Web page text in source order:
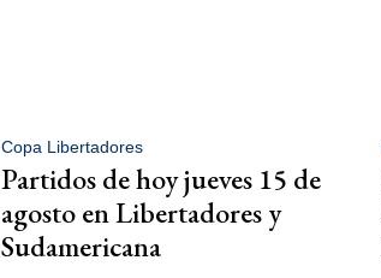
Copa Libertadores
Partidos de hoy jueves 15 de
agosto en Libertadores y
Sudamericana